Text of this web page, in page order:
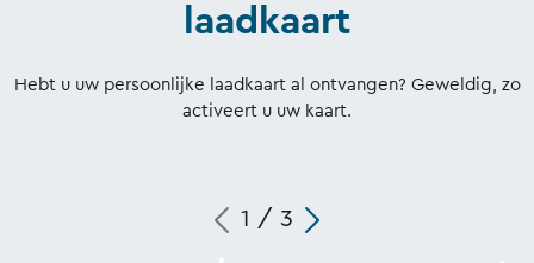
laadkaart
Hebt u uw persoonlijke laadkaart al ontvangen? Geweldig, zo
activeert u uw kaart.
1 / 3